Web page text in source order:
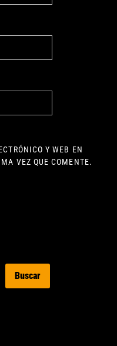
Y WEB EN
VEZ QUE COMENTE.
Buscar